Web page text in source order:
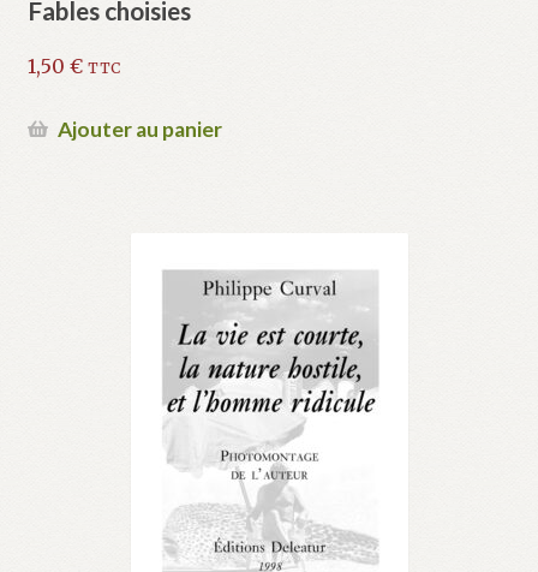
Fables choisies
1,50 € TTC
Ajouter au panier